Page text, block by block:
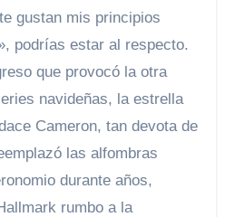
gustan mis principios
podrías estar al respecto.
que provocó la otra
navideñas, la estrella
Cameron, tan devota de
las alfombras
durante años,
rumbo a la